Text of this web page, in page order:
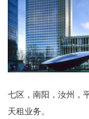
七区，南阳，汝州，
天租业务。